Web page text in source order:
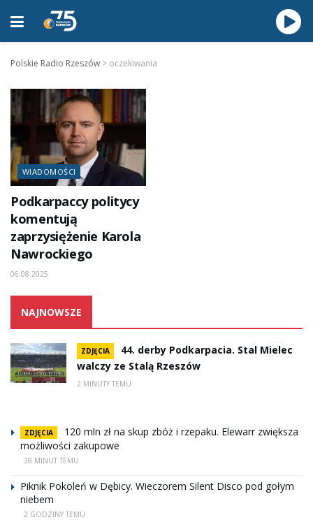
Polskie Radio Rzeszów > oczekiwania
WIADOMOŚCI
Podkarpaccy politycy
komentują
zaprzysiężenie Karola
Nawrockiego
06.08.2025
NAJNOWSZE
ZDJĘCIA
44. derby Podkarpacia. Stal Mielec
walczy ze Stalą Rzeszów
2 MINUTY TEMU
ZDJĘCIA
120 mln zł na skup zbóż i rzepaku. Elewarr zwiększa
możliwości zakupowe
38 MINUT TEMU
Piknik Pokoleń w Dębicy. Wieczorem Silent Disco pod gołym
niebem
2 GODZINY TEMU